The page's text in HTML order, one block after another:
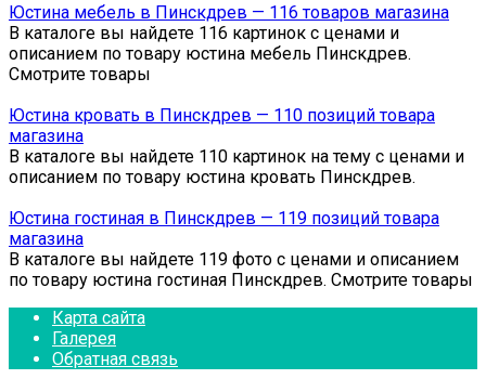
Юстина мебель в Пинскдрев — 116 товаров магазина
В каталоге вы найдете 116 картинок с ценами и
описанием по товару юстина мебель Пинскдрев.
Смотрите товары
Юстина кровать в Пинскдрев — 110 позиций товара
магазина
В каталоге вы найдете 110 картинок на тему с ценами и
описанием по товару юстина кровать Пинскдрев.
Юстина гостиная в Пинскдрев — 119 позиций товара
магазина
В каталоге вы найдете 119 фото с ценами и описанием
по товару юстина гостиная Пинскдрев. Смотрите товары
Карта сайта
Галерея
Обратная связь